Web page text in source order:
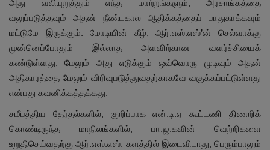
அது வலியுறுத்தும் எந்த மாற்றங்களும், அரசாங்கத்தை
வலுப்படுத்தவும் அதன் நீண்டகால ஆதிக்கத்தைப் பாதுகாக்கவும்
மட்டுமே இருக்கும். மோடியின் கீழ், ஆர்.எஸ்.எஸ்’ன் செல்வாக்கு
முன்னெப்போதும் இல்லாத அளவிற்கான வளர்ச்சியைக்
கண்டுள்ளது, மேலும் அது எடுக்கும் ஒவ்வொரு முடிவும் அதன்
அதிகாரத்தை மேலும் விரிவுபடுத்துவதற்காகவே வகுக்கப்பட்டுள்ளது
என்பது கவனிக்கத்தக்கது.
சமீபத்திய தேர்தல்களில், குறிப்பாக என்.டி.ஏ கூட்டணி திணறிக்
கொண்டிருந்த மாநிலங்களில், பா.ஜ.கவின் வெற்றிகளை
உறுதிசெய்வதற்கு ஆர்.எஸ்.எஸ். களத்தில் இடைவிடாது, பெரும்பாலும்